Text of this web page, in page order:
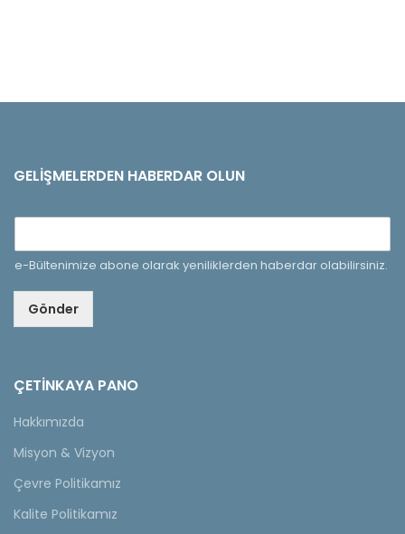
GELIŞMELERDEN HABERDAR OLUN
e-Bültenimize abone olarak yeniliklerden haberdar olabilirsiniz.
Gönder
ÇETINKAYA PANO
Hakkımızda
Misyon & Vizyon
Çevre Politikamız
Kalite Politikamız